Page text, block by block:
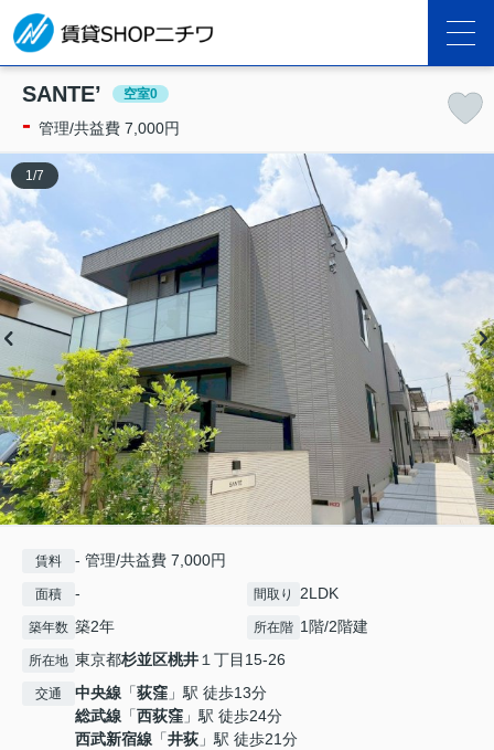
SANTE’ 空室0
- 管理/共益費 7,000円
1 /7
賃料 - 管理/共益費 7,000円
面積 - 間取り 2LDK
築年数 築2年 所在階 1階/2階建
所在地 東京都杉並区桃井 １丁目15-26
交通 中央線 「荻窪 」駅 徒歩13分
総武線 「西荻窪 」駅 徒歩24分
西武新宿線 「井荻 」駅 徒歩21分